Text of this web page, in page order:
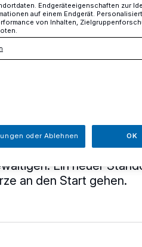
(PCR-
ist extrem
Ein neuer
an den Start gehen.
Endgeräteeigenschaften zur
auf einem Endgerät.
von Inhalten,
oder Ablehnen OK